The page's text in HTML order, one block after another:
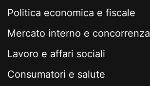
Politica economica e fiscale
Mercato interno e concorrenza
Lavoro e affari sociali
Consumatori e salute